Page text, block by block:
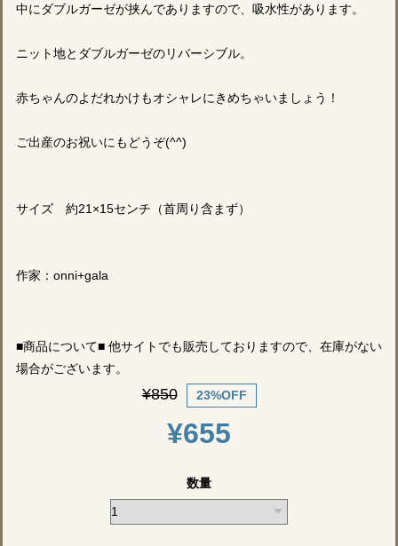
中にダブルガーゼが挟んでありますので、吸水性があります。
ニット地とダブルガーゼのリバーシブル。
赤ちゃんのよだれかけもオシャレにきめちゃいましょう！
ご出産のお祝いにもどうぞ(^^)
サイズ 約21×15センチ（首周り含まず）
作家：onni+gala
■商品について■ 他サイトでも販売しておりますので、在庫がない
場合がございます。
¥850 23%OFF
¥655
数量